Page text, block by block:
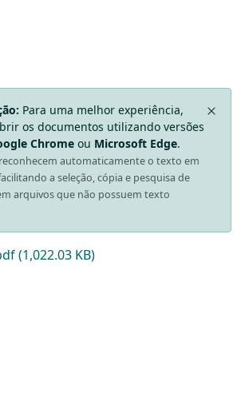
Para uma melhor experiência,
os documentos utilizando versões
Chrome ou Microsoft Edge.
automaticamente o texto em
a seleção, cópia e pesquisa de
arquivos que não possuem texto
(1,022.03 KB)